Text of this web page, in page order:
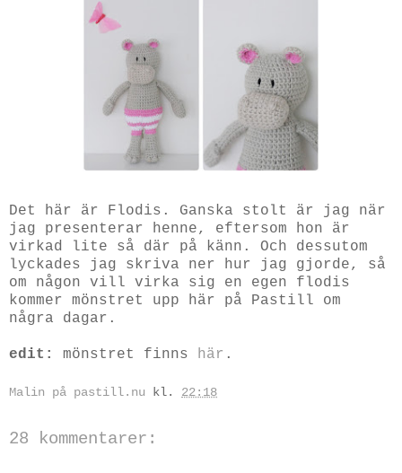
Det här är Flodis. Ganska stolt är jag när
jag presenterar henne, eftersom hon är
virkad lite så där på känn. Och dessutom
lyckades jag skriva ner hur jag gjorde, så
om någon vill virka sig en egen flodis
kommer mönstret upp här på Pastill om
några dagar.
edit: mönstret finns här .
Malin på pastill.nu kl. 22:18
28 kommentarer: